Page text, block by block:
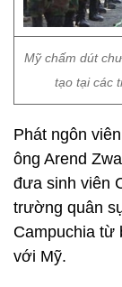
Mỹ chấm dút
tạo tại các
Phát ngôn
ông Arend
đưa sinh viên
trường quân
Campuchia từ
với Mỹ.